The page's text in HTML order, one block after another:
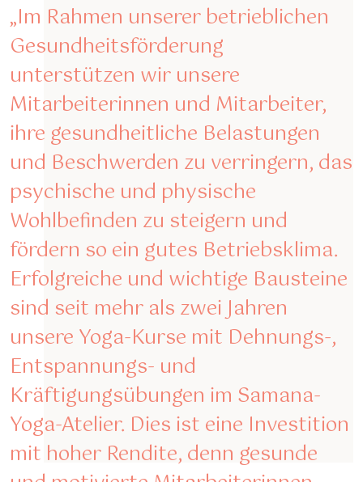
„Im Rahmen unserer betrieblichen
Gesundheitsförderung
unterstützen wir unsere
Mitarbeiterinnen und Mitarbeiter,
ihre gesundheitliche Belastungen
und Beschwerden zu verringern, das
psychische und physische
Wohlbefinden zu steigern und
fördern so ein gutes Betriebsklima.
Erfolgreiche und wichtige Bausteine
sind seit mehr als zwei Jahren
unsere Yoga-Kurse mit Dehnungs-,
Entspannungs- und
Kräftigungsübungen im Samana-
Yoga-Atelier. Dies ist eine Investition
mit hoher Rendite, denn gesunde